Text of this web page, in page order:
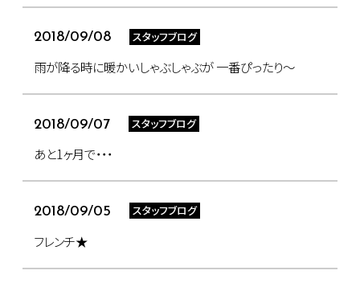
2018/09/08 スタッフブログ
雨が降る時に暖かいしゃぶしゃぶが 一番ぴったり～
2018/09/07 スタッフブログ
あと1ヶ月で・・・
2018/09/05 スタッフブログ
フレンチ★